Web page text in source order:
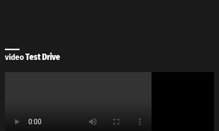
videoTest Drive